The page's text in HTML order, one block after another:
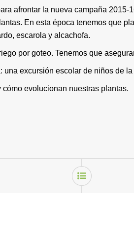
afrontar la nueva campaña
En esta época tenemos que
escarola y alcachofa.
por goteo. Tenemos que
una excursión escolar de niños de la
evolucionan nuestras plantas.